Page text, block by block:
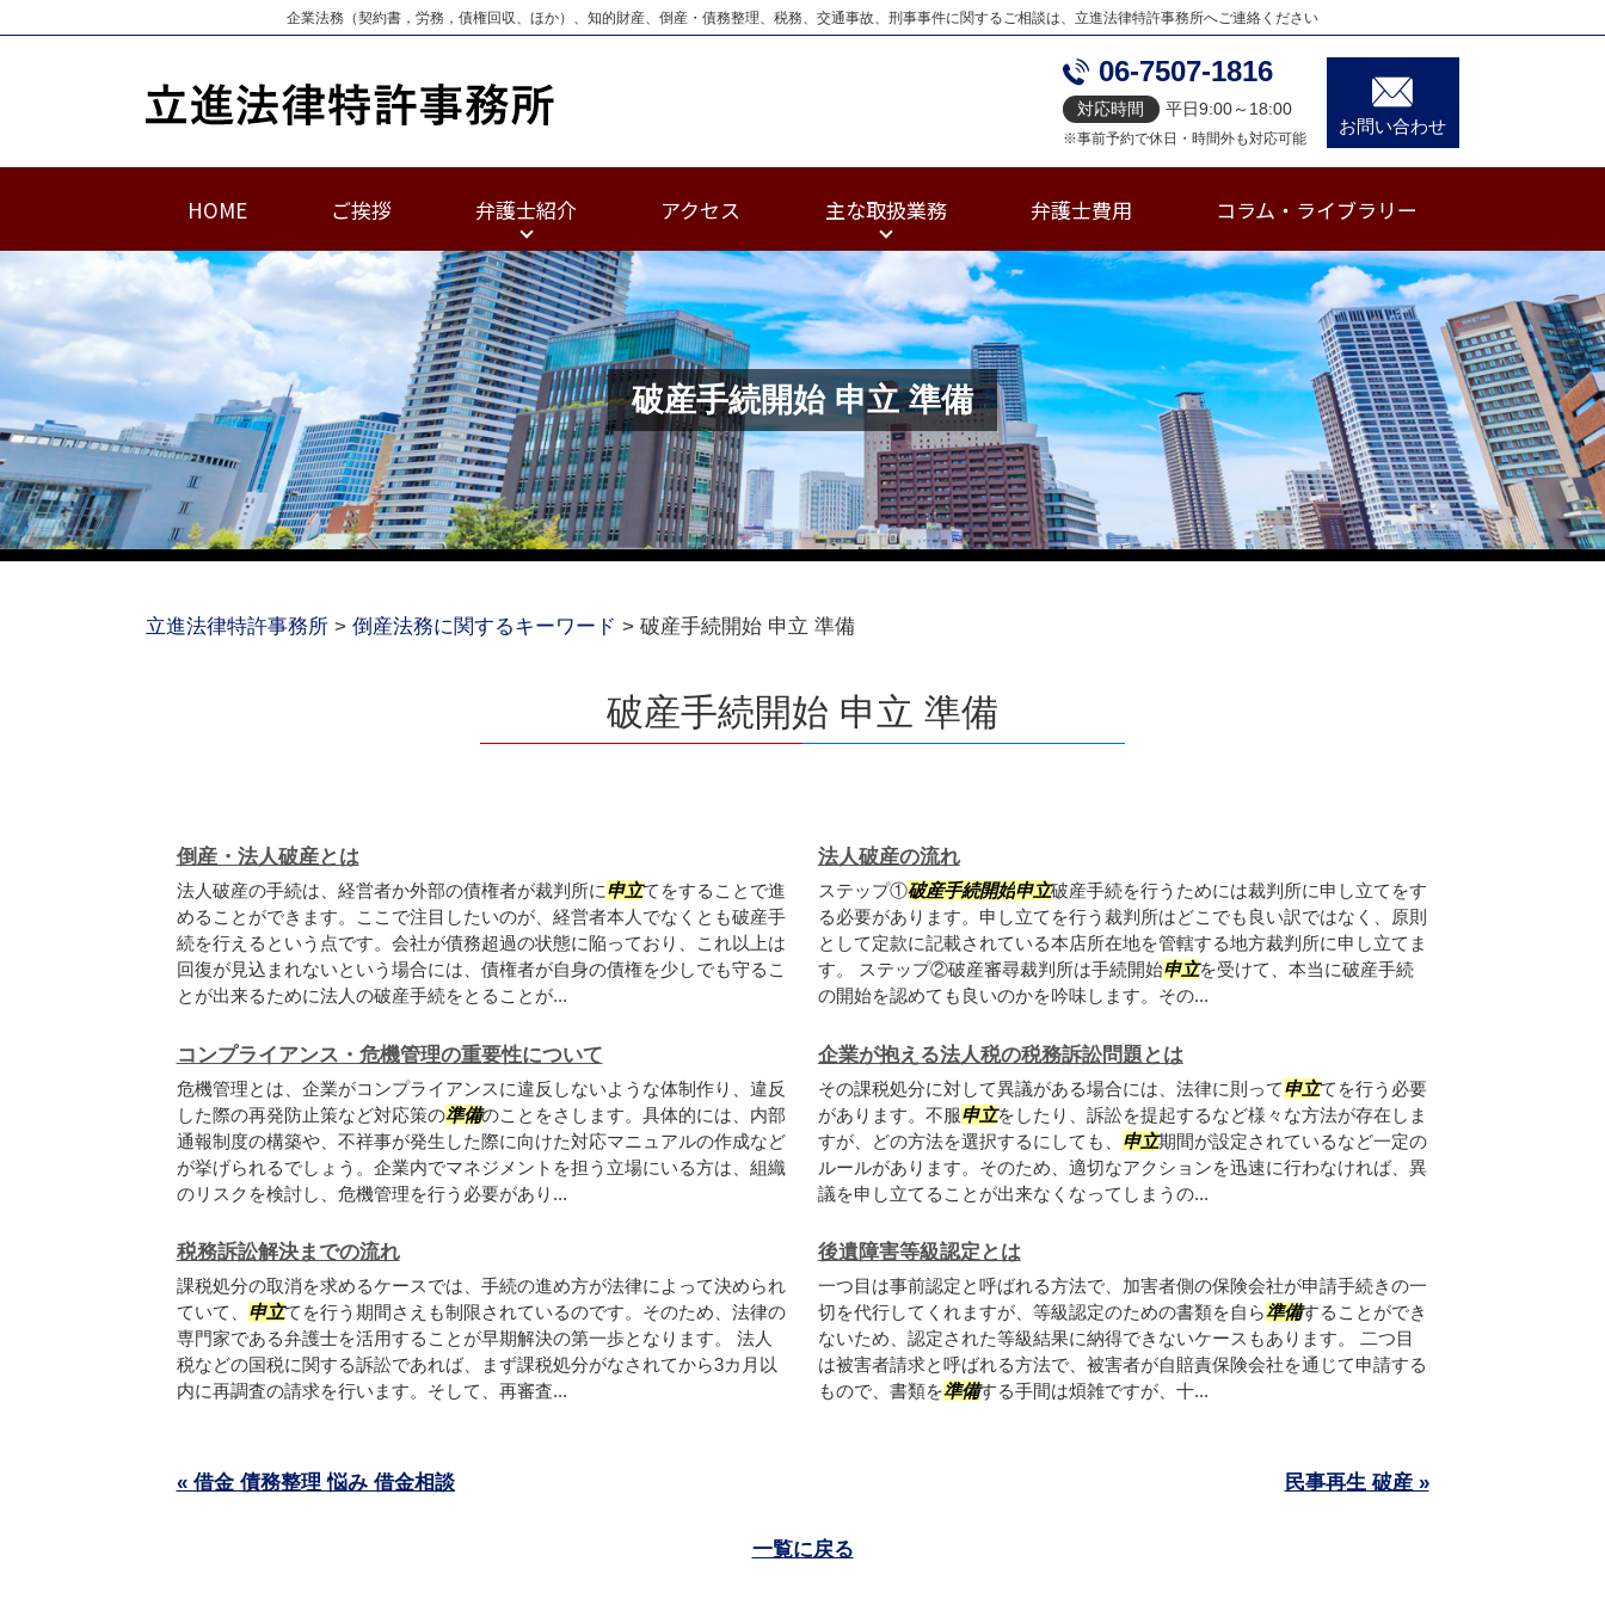
破産手続開始 申立 準備
企業法務（契約書，労務，債権回収、ほか）、知的財産、倒産・債務整理、税務、交通事故、刑事事件に関するご相談は、立進法律特許事務所へご連絡ください
06-7507-1816
対応時間 平日9:00～18:00
※事前予約で休日・時間外も対応可能
お問い合わせ
HOME ご挨拶 弁護士紹介 アクセス 主な取扱業務 弁護士費用 コラム・ライブラリー
立進法律特許事務所 > 倒産法務に関するキーワード > 破産手続開始 申立 準備
破産手続開始 申立 準備
倒産・法人破産とは
法人破産の手続は、経営者か外部の債権者が裁判所に申立てをすることで進
めることができます。ここで注目したいのが、経営者本人でなくとも破産手
続を行えるという点です。会社が債務超過の状態に陥っており、これ以上は
回復が見込まれないという場合には、債権者が自身の債権を少しでも守るこ
とが出来るために法人の破産手続をとることが...
法人破産の流れ
ステップ①破産手続開始申立破産手続を行うためには裁判所に申し立てをす
る必要があります。申し立てを行う裁判所はどこでも良い訳ではなく、原則
として定款に記載されている本店所在地を管轄する地方裁判所に申し立てま
す。 ステップ②破産審尋裁判所は手続開始申立を受けて、本当に破産手続
の開始を認めても良いのかを吟味します。その...
コンプライアンス・危機管理の重要性について
危機管理とは、企業がコンプライアンスに違反しないような体制作り、違反
した際の再発防止策など対応策の準備のことをさします。具体的には、内部
通報制度の構築や、不祥事が発生した際に向けた対応マニュアルの作成など
が挙げられるでしょう。企業内でマネジメントを担う立場にいる方は、組織
のリスクを検討し、危機管理を行う必要があり...
企業が抱える法人税の税務訴訟問題とは
その課税処分に対して異議がある場合には、法律に則って申立てを行う必要
があります。不服申立をしたり、訴訟を提起するなど様々な方法が存在しま
すが、どの方法を選択するにしても、 申立期間が設定されているなど一定の
ルールがあります。そのため、適切なアクションを迅速に行わなければ、異
議を申し立てることが出来なくなってしまうの...
税務訴訟解決までの流れ
課税処分の取消を求めるケースでは、手続の進め方が法律によって決められ
ていて、 申立てを行う期間さえも制限されているのです。そのため、法律の
専門家である弁護士を活用することが早期解決の第一歩となります。 法人
税などの国税に関する訴訟であれば、まず課税処分がなされてから3カ月以
内に再調査の請求を行います。そして、再審査...
後遺障害等級認定とは
一つ目は事前認定と呼ばれる方法で、加害者側の保険会社が申請手続きの一
切を代行してくれますが、等級認定のための書類を自ら準備することができ
ないため、認定された等級結果に納得できないケースもあります。 二つ目
は被害者請求と呼ばれる方法で、被害者が自賠責保険会社を通じて申請する
もので、書類を準備する手間は煩雑ですが、十...
« 借金 債務整理 悩み 借金相談 民事再生 破産 »
一覧に戻る